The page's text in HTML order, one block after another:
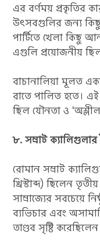
এর বর্ণময় প্রকৃতির
উৎসবগুলির জন্য
পার্টিতে খেলা কিছু
এগুলি প্রয়োজনীয়
বাচানালিয়া মূলত
রাতে পালিত হতে। এই
ছিল যৌনতা ও
৮. সম্রাট
রোমান সম্রাট
খ্রিস্টাব্দ) ছিলেন
সাম্রাজ্যের সবচেয়ে
ব্যভিচার এবং
তাণ্ডব সৃষ্টি